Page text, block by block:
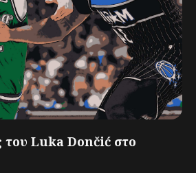
του Luka Dončić στο